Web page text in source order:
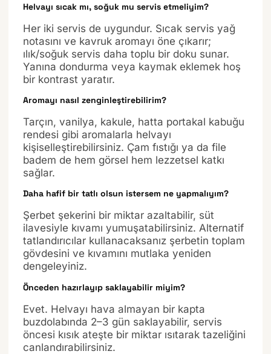
Helvayı sıcak mı, soğuk mu servis etmeliyim?
Her iki servis de uygundur. Sıcak servis yağ
notasını ve kavruk aromayı öne çıkarır;
ılık/soğuk servis daha toplu bir doku sunar.
Yanına dondurma veya kaymak eklemek hoş
bir kontrast yaratır.
Aromayı nasıl zenginleştirebilirim?
Tarçın, vanilya, kakule, hatta portakal kabuğu
rendesi gibi aromalarla helvayı
kişiselleştirebilirsiniz. Çam fıstığı ya da file
badem de hem görsel hem lezzetsel katkı
sağlar.
Daha hafif bir tatlı olsun istersem ne yapmalıyım?
Şerbet şekerini bir miktar azaltabilir, süt
ilavesiyle kıvamı yumuşatabilirsiniz. Alternatif
tatlandırıcılar kullanacaksanız şerbetin toplam
gövdesini ve kıvamını mutlaka yeniden
dengeleyiniz.
Önceden hazırlayıp saklayabilir miyim?
Evet. Helvayı hava almayan bir kapta
buzdolabında 2–3 gün saklayabilir, servis
öncesi kısık ateşte bir miktar ısıtarak tazeliğini
canlandırabilirsiniz.